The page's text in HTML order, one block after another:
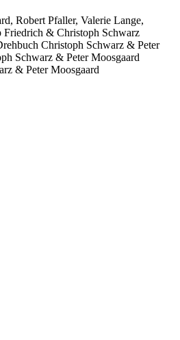
Robert Pfaller, Valerie Lange,
& Christoph Schwarz
Christoph Schwarz & Peter
Schwarz & Peter Moosgaard
& Peter Moosgaard